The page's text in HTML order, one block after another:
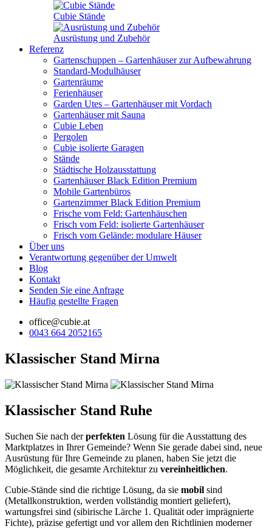
Cubie Stände
Ausrüstung und Zubehör
Referenz
Gartenschuppen – Gartenhäuser zur Aufbewahrung
Standard-Modulhäuser
Gartenräume
Ferienhäuser
Garden Utes – Gartenhäuser mit Vordach
Gartenhäuser mit Sauna
Cubie Leben
Pergolen
Cubie isolierte Garagen
Stände
Städtische Holzausstattung
Gartenhäuser Black Edition Premium
Mobile Gartenbüros
Gartenzimmer Black Edition Premium
Frische vom Feld: Gartenhäuschen
Frisch vom Feld: isolierte Gartenhäuser
Frisch vom Gelände: modulare Häuser
Über uns
Verantwortung gegenüber der Umwelt
Blog
Kontakt
Senden Sie eine Anfrage
Häufig gestellte Fragen
office@cubie.at
0043 664 2052165
Klassischer Stand Mirna
Klassischer Stand Ruhe
Suchen Sie nach derperfekten Lösung für die Ausstattung des
Marktplatzes in Ihrer Gemeinde? Wenn Sie gerade dabei sind, neue
Ausrüstung für Ihre Gemeinde zu planen, haben Sie jetzt die
Möglichkeit, die gesamte Architektur zu vereinheitlichen.
Cubie-Stände sind die richtige Lösung, da sie mobil sind
(Metallkonstruktion, werden vollständig montiert geliefert),
wartungsfrei sind (sibirische Lärche 1. Qualität oder imprägnierte
Fichte), präzise gefertigt und vor allem den Richtlinien moderner